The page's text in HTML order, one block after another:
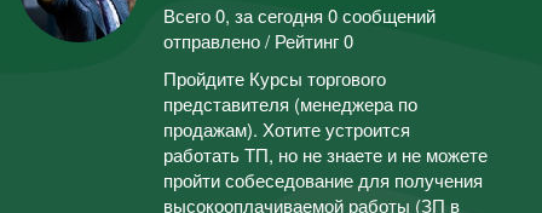
Всего 0, за сегодня 0 сообщений
отправлено / Рейтинг 0
Пройдите Курсы торгового
представителя (менеджера по
продажам). Хотите устроится
работать ТП, но не знаете и не можете
пройти собеседование для получения
высокооплачиваемой работы (ЗП в